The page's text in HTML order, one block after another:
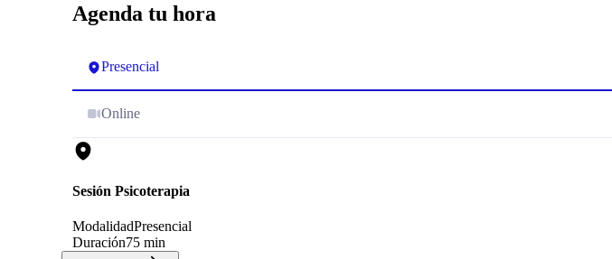
Agenda tu hora
Presencial
Online
Sesión Psicoterapia
ModalidadPresencial
Duración75 min